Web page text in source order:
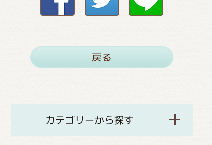
戻る
カテゴリーから探す